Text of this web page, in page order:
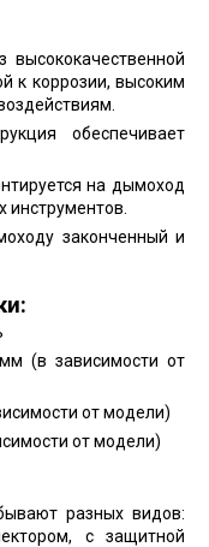
высококачественной
к коррозии, высоким
обеспечивает
на дымоход
инструментов.
законченный и
(в зависимости от
от модели)
от модели)
разных видов:
с защитной